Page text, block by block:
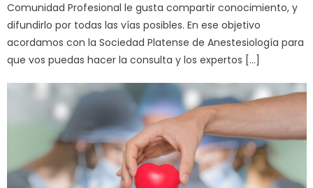
Comunidad Profesional le gusta compartir conocimiento, y
difundirlo por todas las vías posibles. En ese objetivo
acordamos con la Sociedad Platense de Anestesiología para
que vos puedas hacer la consulta y los expertos […]